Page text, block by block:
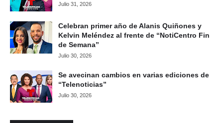
Julio 31, 2026
Celebran primer año de Alanis Quiñones y
Kelvin Meléndez al frente de “NotiCentro Fin
de Semana”
Julio 30, 2026
Se avecinan cambios en varias ediciones de
“Telenoticias”
Julio 30, 2026